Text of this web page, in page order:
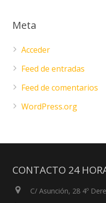
Meta
Acceder
Feed de entradas
Feed de comentarios
WordPress.org
CONTACTO 24
C/ Asunción, 28 4º